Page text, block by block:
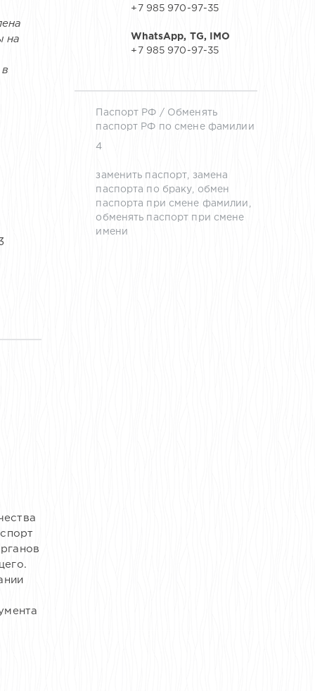
+7 985 970-97-35
WhatsApp, TG, IMO
+7 985 970-97-35
Паспорт РФ / Обменять
паспорт РФ по смене фамилии
4
заменить паспорт
замена
паспорта по браку
обмен
паспорта при смене фамилии
обменять паспорт при смене
имени
на